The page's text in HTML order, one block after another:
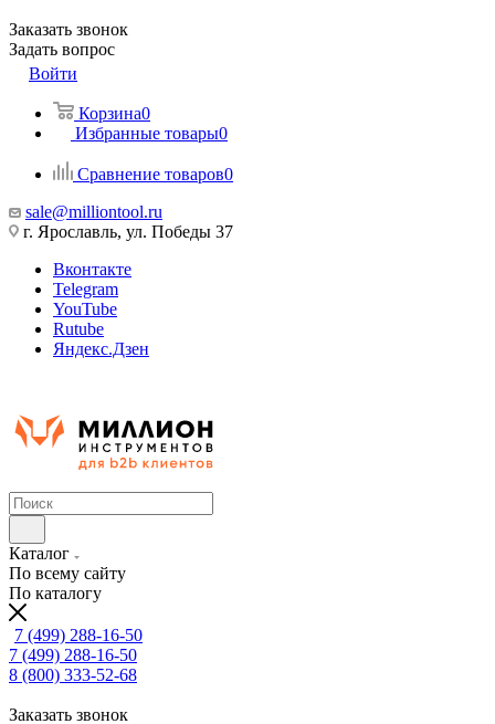
Заказать звонок
Задать вопрос
Войти
Корзина0
Избранные товары0
Сравнение товаров0
sale@milliontool.ru
г. Ярославль, ул. Победы 37
Вконтакте
Telegram
YouTube
Rutube
Яндекс.Дзен
Каталог
По всему сайту
По каталогу
7 (499) 288-16-50
7 (499) 288-16-50
8 (800) 333-52-68
Заказать звонок